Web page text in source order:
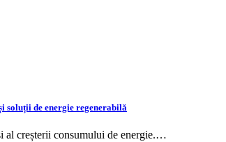
soluții de energie regenerabilă
al creșterii consumului de energie.…